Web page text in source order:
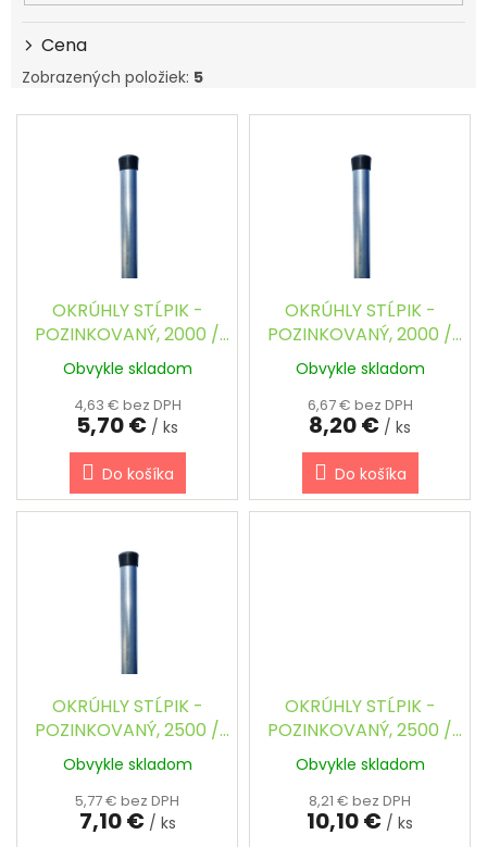
t
Cena
Zobrazených položiek: 5
V
OKRÚHLY STĹPIK -
POZINKOVANÝ, 2000 /
38 mm
Obvykle skladom
4,63 € bez DPH
5,70 € / ks
Do košíka
OKRÚHLY STĹPIK -
POZINKOVANÝ, 2000 /
48 mm
Obvykle skladom
6,67 € bez DPH
8,20 € / ks
Do košíka
OKRÚHLY STĹPIK -
POZINKOVANÝ, 2500 /
38 mm
Obvykle skladom
5,77 € bez DPH
7,10 € / ks
OKRÚHLY STĹPIK -
POZINKOVANÝ, 2500 /
48 mm
Obvykle skladom
8,21 € bez DPH
10,10 € / ks